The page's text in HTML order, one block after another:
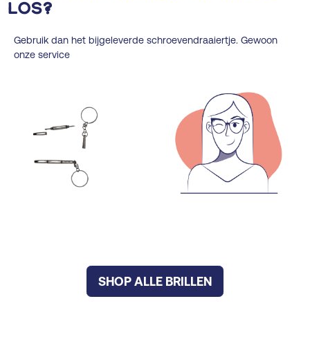
los?
Gebruik dan het bijgeleverde schroevendraaiertje. Gewoon
onze service
SHOP ALLE BRILLEN